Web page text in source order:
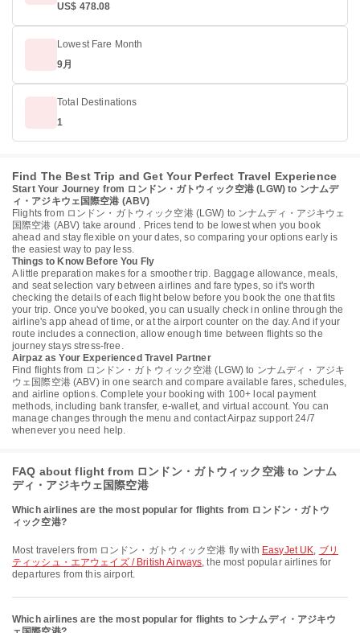
US$ 478.08
Lowest Fare Month
9月
Total Destinations
1
Find The Best Trip and Get Your Perfect Travel Experience
Start Your Journey from ロンドン・ガトウィック空港 (LGW) to ンナムデ
ィ・アジキウェ国際空港 (ABV)
Flights from ロンドン・ガトウィック空港 (LGW) to ンナムディ・アジキウェ
国際空港 (ABV) take around . Prices tend to be lowest when you book
ahead and stay flexible on your dates, so comparing your options early is
the easiest way to pay less.
Things to Know Before You Fly
A little preparation makes for a smoother trip. Baggage allowance, meals,
and seat selection vary between airlines and fare types, so it's worth
checking the details of each flight below before you book the one that fits
your trip. Once you've booked, you can usually check in online through the
airline's app ahead of time, or at the airport counter on the day. And if your
route includes a connection, allow enough time between flights so the
journey stays stress-free.
Airpaz as Your Experienced Travel Partner
Find flights from ロンドン・ガトウィック空港 (LGW) to ンナムディ・アジキ
ウェ国際空港 (ABV) in one search and compare available fares, schedules,
and airline options. Complete your booking with 100+ local payment
methods, including bank transfer, e-wallet, and virtual account. You can
manage changes through the menu and contact Airpaz support 24/7
whenever you need help.
FAQ about flight from ロンドン・ガトウィック空港 to ンナム
ディ・アジキウェ国際空港
Which airlines are the most popular for flights from ロンドン・ガトウ
ィック空港?
Most travelers from ロンドン・ガトウィック空港 fly with EasyJet UK, ブリ
ティッシュ・エアウェイズ / British Airways, the most popular airlines for
departures from this airport.
Which airlines are the most popular for flights to ンナムディ・アジキウ